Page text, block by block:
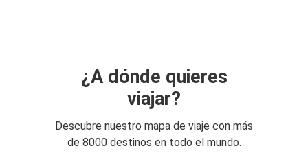
¿A dónde quieres
viajar?
Descubre nuestro mapa de viaje con más
de 8000 destinos en todo el mundo.